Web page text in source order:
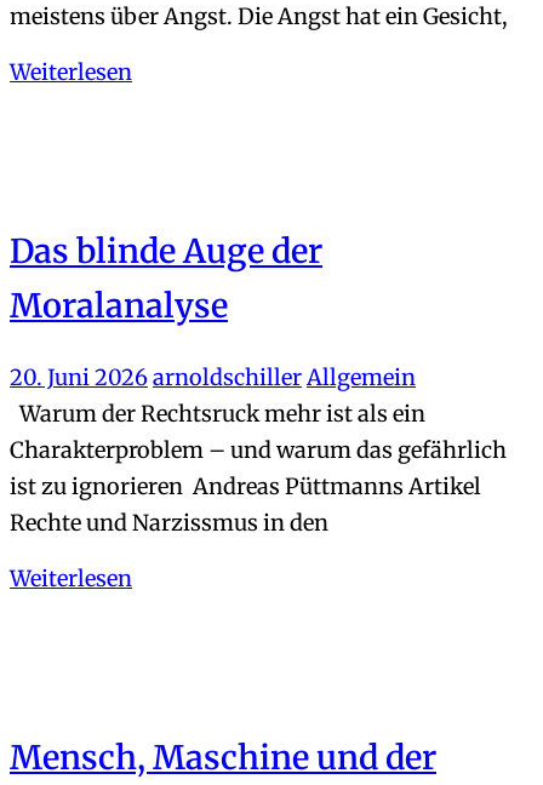
meistens über Angst. Die Angst hat ein Gesicht,
Weiterlesen
Das blinde Auge der
Moralanalyse
20. Juni 2026arnoldschillerAllgemein
Warum der Rechtsruck mehr ist als ein
Charakterproblem – und warum das gefährlich
ist zu ignorieren Andreas Püttmanns Artikel
Rechte und Narzissmus in den
Weiterlesen
Mensch, Maschine und der